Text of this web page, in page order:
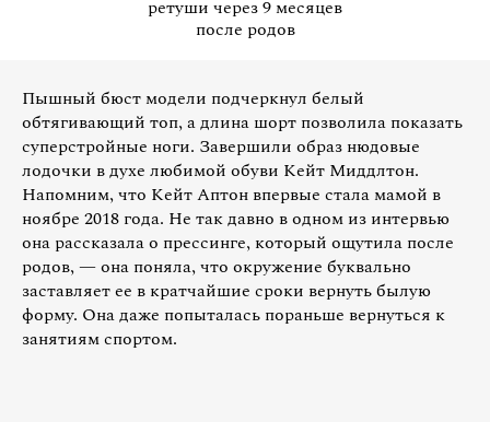
ретуши через 9 месяцев
после родов
Пышный бюст модели подчеркнул белый
обтягивающий топ, а длина шорт позволила показать
суперстройные ноги. Завершили образ нюдовые
лодочки в духе любимой обуви Кейт Миддлтон.
Напомним, что Кейт Аптон впервые стала мамой в
ноябре 2018 года. Не так давно в одном из интервью
она рассказала о прессинге, который ощутила после
родов, — она поняла, что окружение буквально
заставляет ее в кратчайшие сроки вернуть былую
форму. Она даже попыталась пораньше вернуться к
занятиям спортом.